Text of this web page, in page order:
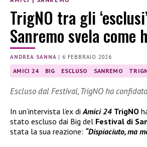
TrigNO tra gli
Sanremo svela come
ANDREA SANNA | 6 FEBBRAIO 2026
AMICI 24 BIG ESCLUSO SANREMO
Escluso dal Festival, TrigNO ha
In un’intervista l’ex di Amici 24 TrigNO
stato escluso dai Big del Festival di
stata la sua reazione: “Dispiaciuto, ma